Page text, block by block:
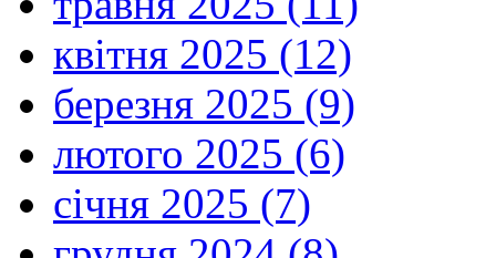
квітня 2025 (12)
березня 2025 (9)
лютого 2025 (6)
січня 2025 (7)